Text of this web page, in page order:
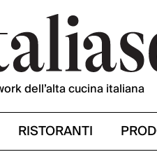
dell’alta cucina italiana
RISTORANTI